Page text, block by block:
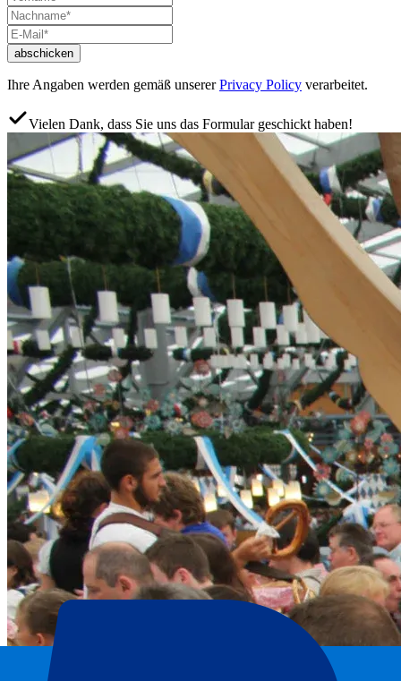
abschicken
Ihre Angaben werden gemäß unsererPrivacy Policy verarbeitet.
Vielen Dank, dass Sie uns das Formular geschickt haben!